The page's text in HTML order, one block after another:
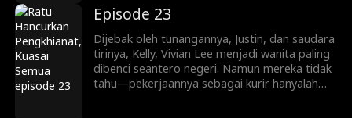
Lee. Mulai dari menjatuhkan lawan lewat
siaran langsung dan konflik keluarga, hingga
melatih Ryan Shaw yang pemalu menjadi
pewaris tangguh, Vivian memainkan
permainan kekuasaan dan balas dendam yang
kejam.
Episode 23
Dijebak oleh tunangannya, Justin, dan saudara
tirinya, Kelly, Vivian Lee menjadi wanita paling
dibenci seantero negeri. Namun mereka tidak
tahu—pekerjaannya sebagai kurir hanyalah